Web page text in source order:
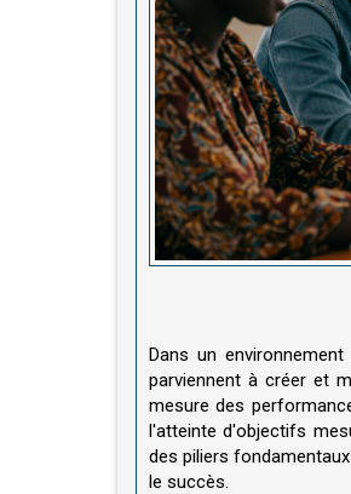
Dans un
parviennent à créer et
mesure des
l'atteinte d'objectifs
des piliers
le succès.